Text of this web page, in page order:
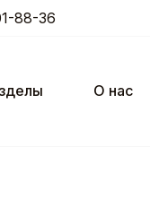
88-36
О нас